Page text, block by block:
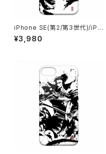
iPhone SE(第2/第3世代)/iPh
one 8/iPhone 7 伊達政宗 戦
国武将 墨絵師 御歌頭 OKAZU
¥3,980